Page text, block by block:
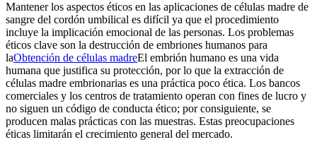
Mantener los aspectos éticos en las aplicaciones de células madre de
sangre del cordón umbilical es difícil ya que el procedimiento
incluye la implicación emocional de las personas. Los problemas
éticos clave son la destrucción de embriones humanos para
laObtención de células madreEl embrión humano es una vida
humana que justifica su protección, por lo que la extracción de
células madre embrionarias es una práctica poco ética. Los bancos
comerciales y los centros de tratamiento operan con fines de lucro y
no siguen un código de conducta ético; por consiguiente, se
producen malas prácticas con las muestras. Estas preocupaciones
éticas limitarán el crecimiento general del mercado.